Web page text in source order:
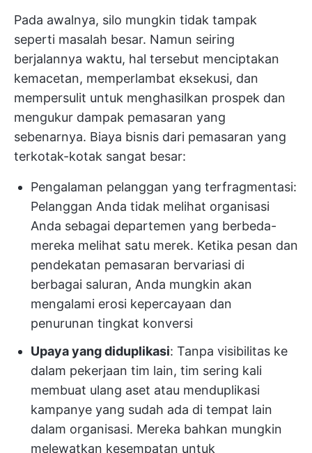
Pada awalnya, silo mungkin tidak tampak
seperti masalah besar. Namun seiring
berjalannya waktu, hal tersebut menciptakan
kemacetan, memperlambat eksekusi, dan
mempersulit untuk menghasilkan prospek dan
mengukur dampak pemasaran yang
sebenarnya. Biaya bisnis dari pemasaran yang
terkotak-kotak sangat besar:
Pengalaman pelanggan yang terfragmentasi:
Pelanggan Anda tidak melihat organisasi
Anda sebagai departemen yang berbeda-
mereka melihat satu merek. Ketika pesan dan
pendekatan pemasaran bervariasi di
berbagai saluran, Anda mungkin akan
mengalami erosi kepercayaan dan
penurunan tingkat konversi
Upaya yang diduplikasi: Tanpa visibilitas ke
dalam pekerjaan tim lain, tim sering kali
membuat ulang aset atau menduplikasi
kampanye yang sudah ada di tempat lain
dalam organisasi. Mereka bahkan mungkin
melewatkan kesempatan untuk